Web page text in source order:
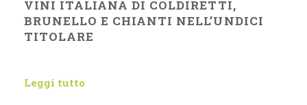
VINI ITALIANA DI COLDIRETTI,
BRUNELLO E CHIANTI NELL’UNDICI
TITOLARE
Leggi tutto